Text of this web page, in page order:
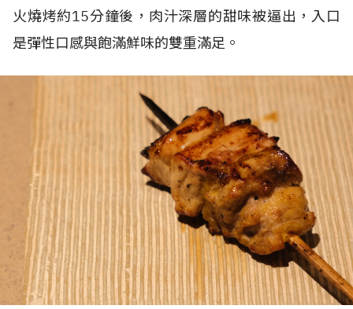
火燒烤約15分鐘後，肉汁深層的甜味被逼出，入口
是彈性口感與飽滿鮮味的雙重滿足。